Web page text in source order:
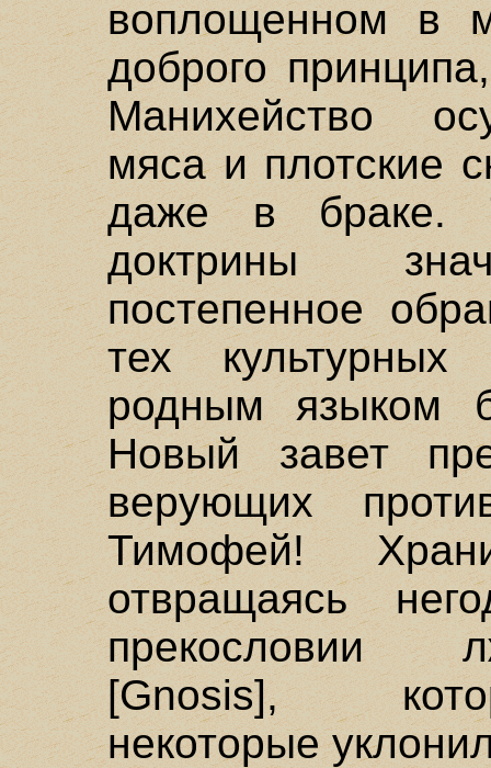
воплощенном в
доброго
Манихейство
мяса и плотские
даже в браке.
доктрины
постепенное
тех
родным языком
Новый завет
верующих
Тимофей!
отвращаясь
прекословии
[Gnosis],
некоторые